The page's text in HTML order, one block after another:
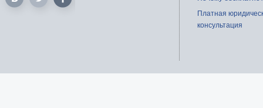
Платная
консультация